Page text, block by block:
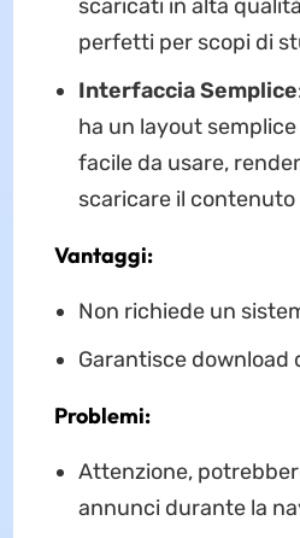
scaricati in alta
perfetti per scopi di
Interfaccia Semplice
ha un layout
facile da usare,
scaricare il
Vantaggi:
Non richiede un
Garantisce download
Problemi:
Attenzione,
annunci durante la